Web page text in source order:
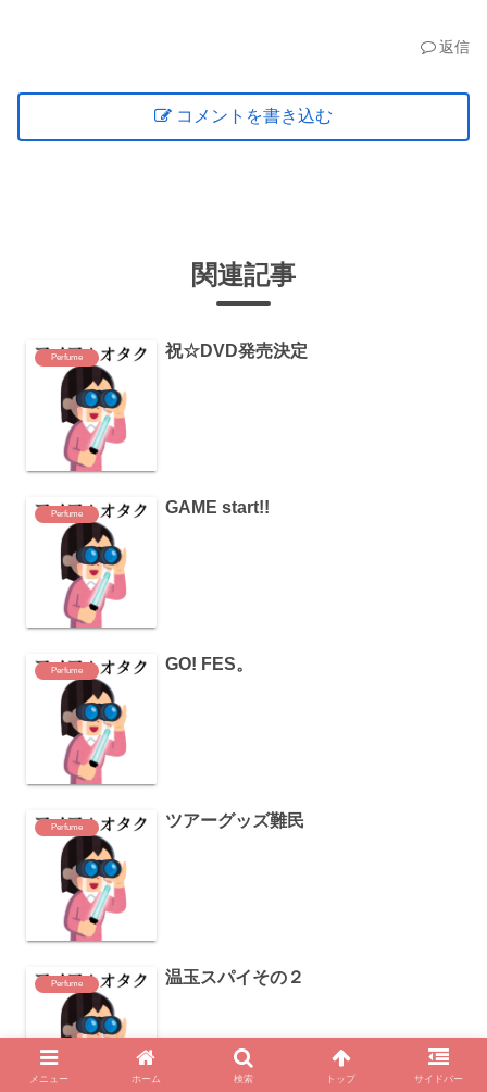
関連記事
Perfume 祝☆DVD発売決定
Perfume GAME start!!
Perfume GO! FES。
Perfume ツアーグッズ難民
Perfume 温玉スパイその２
返信
コメントを書き込む
メニュー ホーム 検索 トップ サイドバー